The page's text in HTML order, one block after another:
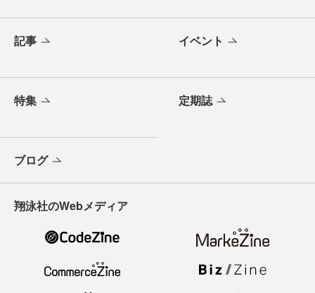
記事 イベント
特集 定期誌
ブログ
翔泳社のWebメディア